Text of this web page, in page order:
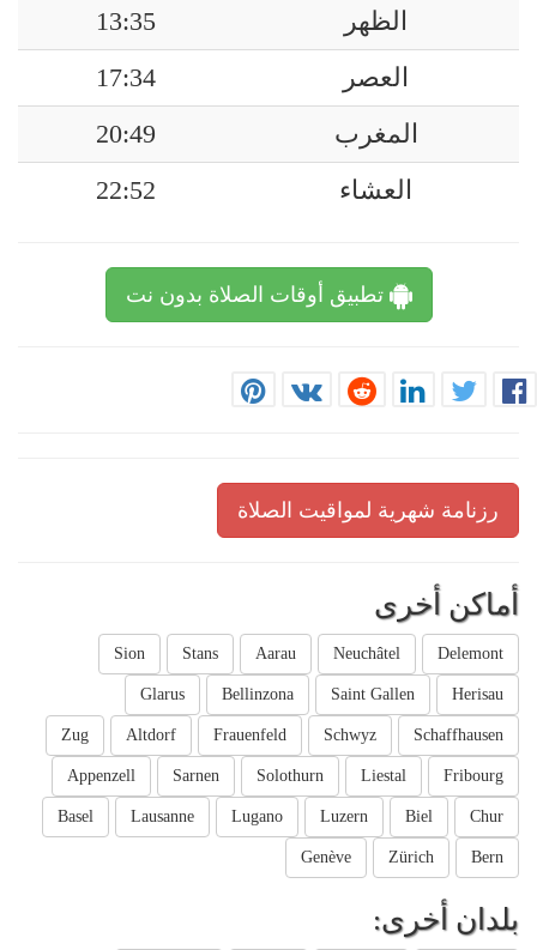
الظهر
13:35
العصر
17:34
المغرب
20:49
العشاء
22:52
تطبيق أوقات الصلاة بدون نت
رزنامة شهرية لمواقيت الصلاة
أماكن أخرى
Delemont
Neuchâtel
Aarau
Stans
Sion
Herisau
Saint Gallen
Bellinzona
Glarus
Schaffhausen
Schwyz
Frauenfeld
Altdorf
Zug
Fribourg
Liestal
Solothurn
Sarnen
Appenzell
Chur
Biel
Luzern
Lugano
Lausanne
Basel
Bern
Zürich
Genève
بلدان أخرى: